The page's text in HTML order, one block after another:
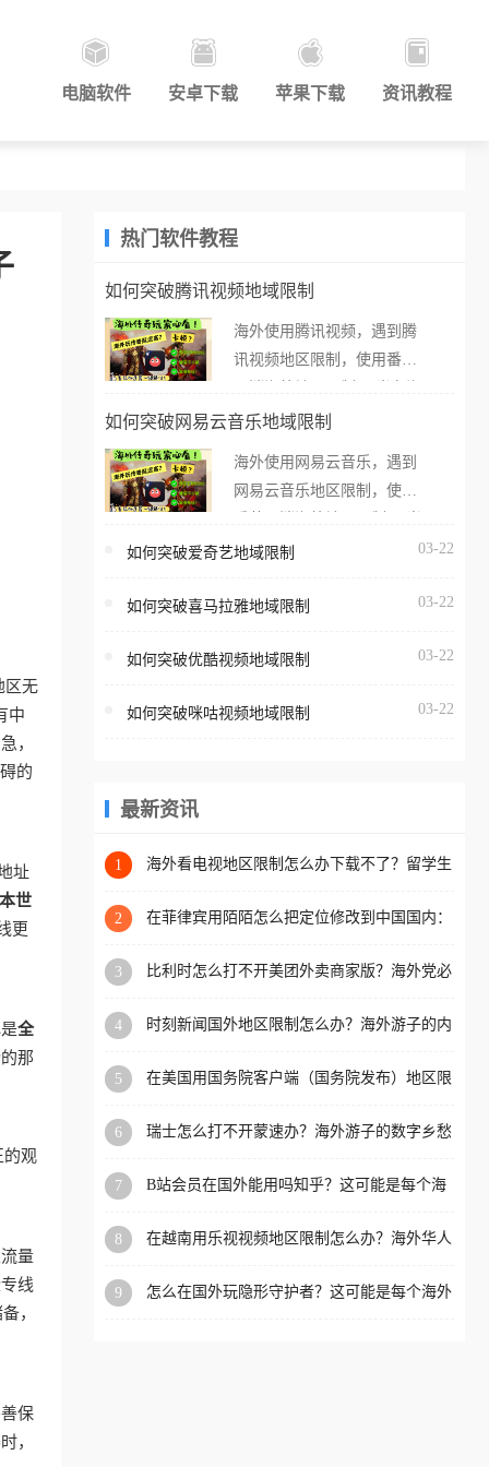
电脑软件 安卓下载 苹果下载 资讯教程
区无
中
，
的
址
世
更
全
那
的观
量
线
，
保
，
热门软件教程
如何突破腾讯视频地域限制
海外使用腾讯视频，遇到腾
讯视频地区限制，使用番茄
外打开腾讯视频，却突然弹
地区无法播放”的提示语。
海外用户如香港、澳门、台
亚、欧洲等国家和地区时，
台一样，出现地区及版权限
地区播放。 遇到这个问题的
区工作、留学、定居等，都
权限制所困扰。
如何突破网易云音乐地域限制
海外使用网易云音乐，遇到
网易云音乐地区限制，使用
在海外打开网易云音乐，却
所在的地区无法播放”的提示
门、台湾、美国、加拿大、
区时，网易云音乐也会像其
回国加速器，即可解决「海
版权限制」的问题，无论人
国、加拿大、澳大利亚、欧
学、定居等，都可以使用，
扰。
如何突破爱奇艺地域限制 03-22
如何突破喜马拉雅地域限制 03-22
如何突破优酷视频地域限制 03-22
如何突破咪咕视频地域限制 03-22
最新资讯
1
海外看电视地区限制怎么办下载不了？留学生
2
在菲律宾用陌陌怎么把定位修改到中国国内：
3
比利时怎么打不开美团外卖商家版？海外党必
4
时刻新闻国外地区限制怎么办？海外游子的内
5
在美国用国务院客户端（国务院发布）地区限
6
瑞士怎么打不开蒙速办？海外游子的数字乡愁
7
B站会员在国外能用吗知乎？这可能是每个海
8
在越南用乐视视频地区限制怎么办？海外华人
9
怎么在国外玩隐形守护者？这可能是每个海外